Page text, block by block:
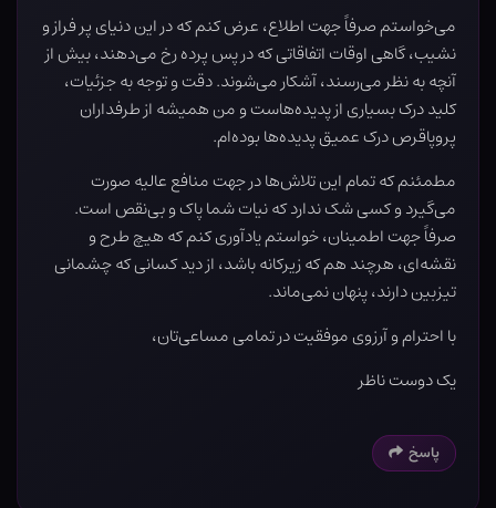
می‌خواستم صرفاً جهت اطلاع، عرض کنم که در این دنیای پر فراز و
نشیب، گاهی اوقات اتفاقاتی که در پس پرده رخ می‌دهند، بیش از
آنچه به نظر می‌رسند، آشکار می‌شوند. دقت و توجه به جزئیات،
کلید درک بسیاری از پدیده‌هاست و من همیشه از طرفداران
پروپاقرص درک عمیق پدیده‌ها بوده‌ام.
مطمئنم که تمام این تلاش‌ها در جهت منافع عالیه صورت
می‌گیرد و کسی شک ندارد که نیات شما پاک و بی‌نقص است.
صرفاً جهت اطمینان، خواستم یادآوری کنم که هیچ طرح و
نقشه‌ای، هرچند هم که زیرکانه باشد، از دید کسانی که چشمانی
تیزبین دارند، پنهان نمی‌ماند.
با احترام و آرزوی موفقیت در تمامی مساعی‌تان،
یک دوست ناظر
پاسخ